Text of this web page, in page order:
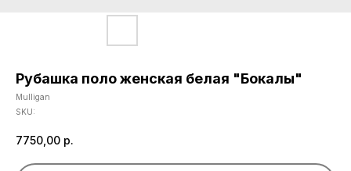
Рубашка поло женская белая "Бокалы"
Mulligan
SKU:
7750,00 р.